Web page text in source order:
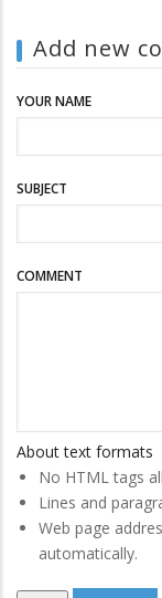
Add new
YOUR NAME
SUBJECT
COMMENT
About text formats
No HTML tags
Lines and
Web page
automatically.